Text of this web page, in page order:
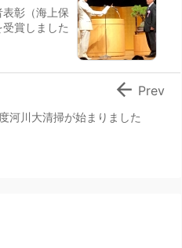
彰（海上保
賞しました
河川大清掃が始まりました
 Prev